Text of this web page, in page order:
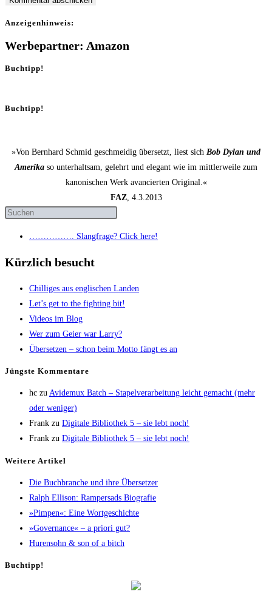
Anzei­gen­hin­weis:
Werbepartner: Amazon
Buchtipp!
Buchtipp!
»Von Bernhard Schmid geschmeidig übersetzt, liest sich Bob Dylan und
Amerika so unterhaltsam, gelehrt und elegant wie im mittlerweile zum
kanonischen Werk avancierten Original.«
FAZ, 4.3.2013
……………. Slang­fra­ge? Click here!
Kürzlich besucht
Chil­li­ges aus eng­li­schen Landen
Let’s get to the fight­ing bit!
Vide­os im Blog
Wer zum Gei­er war Larry?
Über­set­zen – schon beim Mot­to fängt es an
Jüngs­te Kommentare
hc zu Avi­de­mux Batch – Sta­pel­ver­ar­bei­tung leicht gemacht (mehr
oder weniger)
Frank zu Digi­ta­le Biblio­thek 5 – sie lebt noch!
Frank zu Digi­ta­le Biblio­thek 5 – sie lebt noch!
Wei­te­re Artikel
Die Buch­bran­che und ihre Übersetzer
Ralph Elli­son: Ram­pers­ads Biografie
»Pim­pen«: Eine Wortgeschichte
»Gover­nan­ce« – a prio­ri gut?
Huren­sohn & son of a bitch
Buch­tipp!